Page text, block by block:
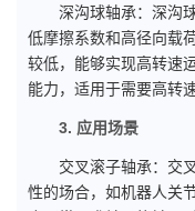
深沟球轴承：深沟球
低摩擦系数和高径向载
较低，能够实现高转速
能力，适用于需要高转
3. 应用场景
交叉滚子轴承：交叉
性的场合，如机器人关